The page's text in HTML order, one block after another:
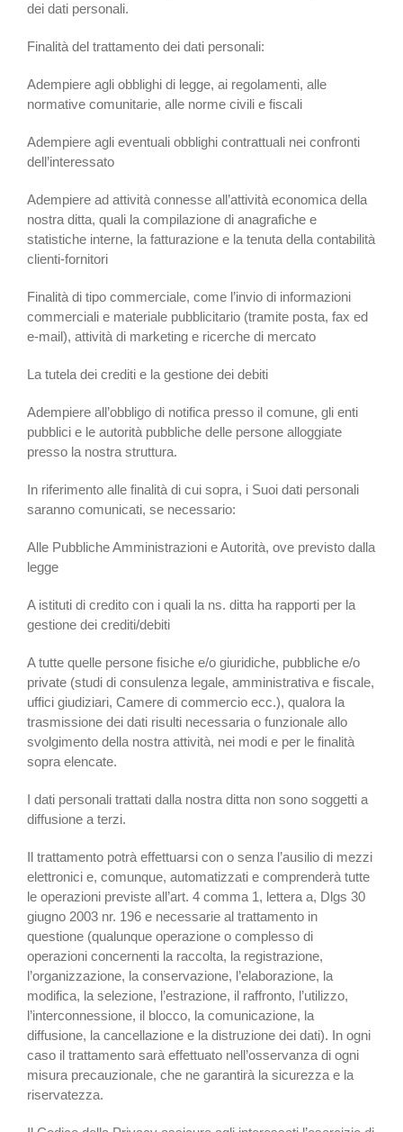
dei dati personali.
Finalità del trattamento dei dati personali:
Adempiere agli obblighi di legge, ai regolamenti, alle
normative comunitarie, alle norme civili e fiscali
Adempiere agli eventuali obblighi contrattuali nei confronti
dell’interessato
Adempiere ad attività connesse all’attività economica della
nostra ditta, quali la compilazione di anagrafiche e
statistiche interne, la fatturazione e la tenuta della contabilità
clienti-fornitori
Finalità di tipo commerciale, come l’invio di informazioni
commerciali e materiale pubblicitario (tramite posta, fax ed
e-mail), attività di marketing e ricerche di mercato
La tutela dei crediti e la gestione dei debiti
Adempiere all’obbligo di notifica presso il comune, gli enti
pubblici e le autorità pubbliche delle persone alloggiate
presso la nostra struttura.
In riferimento alle finalità di cui sopra, i Suoi dati personali
saranno comunicati, se necessario:
Alle Pubbliche Amministrazioni e Autorità, ove previsto dalla
legge
A istituti di credito con i quali la ns. ditta ha rapporti per la
gestione dei crediti/debiti
A tutte quelle persone fisiche e/o giuridiche, pubbliche e/o
private (studi di consulenza legale, amministrativa e fiscale,
uffici giudiziari, Camere di commercio ecc.), qualora la
trasmissione dei dati risulti necessaria o funzionale allo
svolgimento della nostra attività, nei modi e per le finalità
sopra elencate.
I dati personali trattati dalla nostra ditta non sono soggetti a
diffusione a terzi.
Il trattamento potrà effettuarsi con o senza l’ausilio di mezzi
elettronici e, comunque, automatizzati e comprenderà tutte
le operazioni previste all’art. 4 comma 1, lettera a, Dlgs 30
giugno 2003 nr. 196 e necessarie al trattamento in
questione (qualunque operazione o complesso di
operazioni concernenti la raccolta, la registrazione,
l’organizzazione, la conservazione, l’elaborazione, la
modifica, la selezione, l’estrazione, il raffronto, l’utilizzo,
l’interconnessione, il blocco, la comunicazione, la
diffusione, la cancellazione e la distruzione dei dati). In ogni
caso il trattamento sarà effettuato nell’osservanza di ogni
misura precauzionale, che ne garantirà la sicurezza e la
riservatezza.